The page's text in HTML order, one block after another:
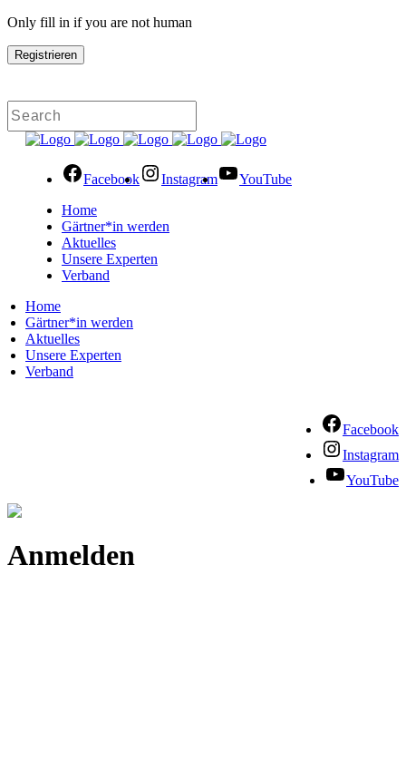
Only fill in if you are not human
Facebook Instagram
YouTube
Home
Gärtner*in werden
Aktuelles
Unsere Experten
Verband
Home
Gärtner*in werden
Aktuelles
Unsere Experten
Verband
Facebook
Instagram
YouTube
Anmelden